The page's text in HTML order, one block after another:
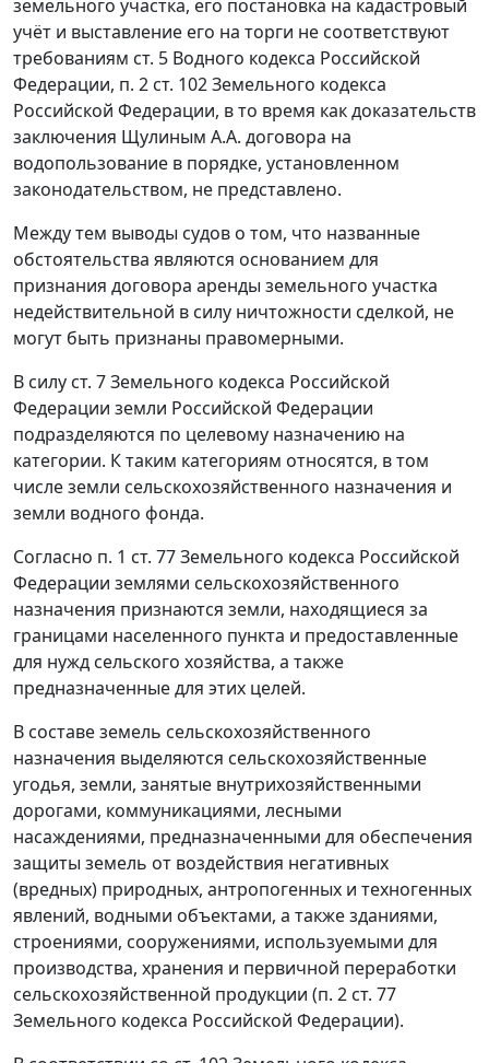
земельного участка, его постановка на кадастровый
учёт и выставление его на торги не соответствуют
требованиям ст. 5 Водного кодекса Российской
Федерации, п. 2 ст. 102Земельного кодекса
Российской Федерации, в то время как доказательств
заключения Щулиным А.А. договора на
водопользование в порядке, установленном
законодательством, не представлено.
Между тем выводы судов о том, что названные
обстоятельства являются основанием для
признания договора аренды земельного участка
недействительной в силу ничтожности сделкой, не
могут быть признаны правомерными.
В силу ст. 7Земельного кодекса Российской
Федерации земли Российской Федерации
подразделяются по целевому назначению на
категории. К таким категориям относятся, в том
числе земли сельскохозяйственного назначения и
земли водного фонда.
Согласно п. 1 ст. 77Земельного кодекса Российской
Федерации землями сельскохозяйственного
назначения признаются земли, находящиеся за
границами населенного пункта и предоставленные
для нужд сельского хозяйства, а также
предназначенные для этих целей.
В составе земель сельскохозяйственного
назначения выделяются сельскохозяйственные
угодья, земли, занятые внутрихозяйственными
дорогами, коммуникациями, лесными
насаждениями, предназначенными для обеспечения
защиты земель от воздействия негативных
(вредных) природных, антропогенных и техногенных
явлений, водными объектами, а также зданиями,
строениями, сооружениями, используемыми для
производства, хранения и первичной переработки
сельскохозяйственной продукции (п. 2 ст. 77
Земельного кодекса Российской Федерации).